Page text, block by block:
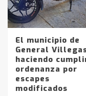
El municipio de
General
haciendo
ordenanza por
escapes
modificados